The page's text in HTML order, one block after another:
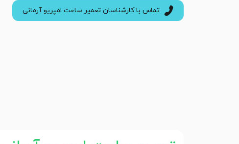
تماس با کارشناسان تعمیر ساعت امپریو آرمانی